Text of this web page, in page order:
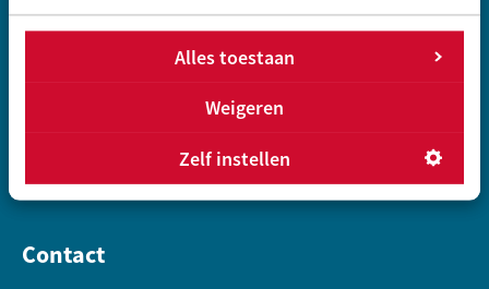
Alles toestaan
Weigeren
Zelf instellen
Direct regelen
Overlast melden
Contact